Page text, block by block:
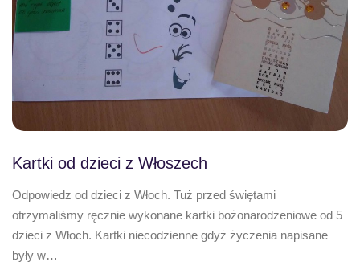
Kartki od dzieci z Włoszech
Odpowiedz od dzieci z Włoch. Tuż przed świętami
otrzymaliśmy ręcznie wykonane kartki bożonarodzeniowe od 5
dzieci z Włoch. Kartki niecodzienne gdyż życzenia napisane
były w…